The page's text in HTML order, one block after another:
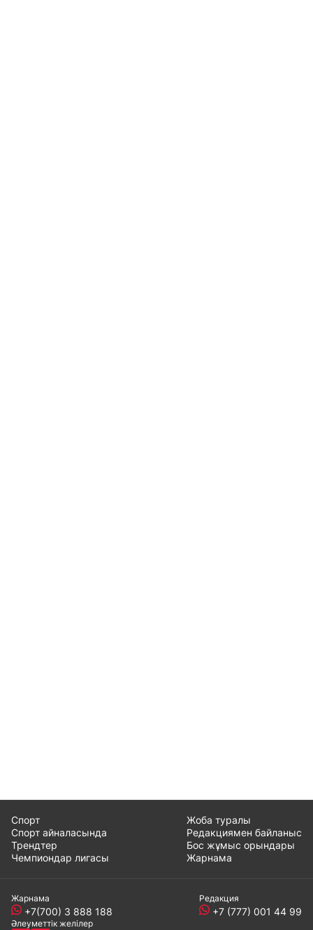
Спорт
Спорт айналасында
Трендтер
Чемпиондар лигасы
Жоба туралы
Редакциямен байланыс
Бос жұмыс орындары
Жарнама
Жарнама
+7(700) 3 888 188
Редакция
+7 (777) 001 44 99
Әлеуметтік желілер